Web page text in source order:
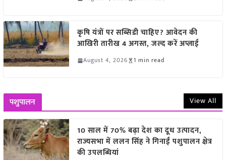
कृषि यंत्रों पर सब्सिडी चाहिए? आवेदन की
आखिरी तारीख 4 अगस्त, जल्द करें अप्लाई
August 4, 2026 1 min read
पशुपालन View All
10 साल में 70% बढ़ा देश का दूध उत्पादन,
राज्यसभा में ललन सिंह ने गिनाईं पशुपालन क्षेत्र
की उपलब्धियां